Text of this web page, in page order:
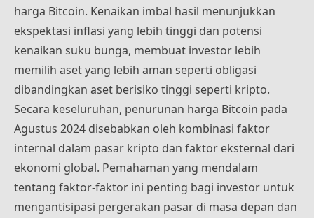
harga Bitcoin. Kenaikan imbal hasil menunjukkan
ekspektasi inflasi yang lebih tinggi dan potensi
kenaikan suku bunga, membuat investor lebih
memilih aset yang lebih aman seperti obligasi
dibandingkan aset berisiko tinggi seperti kripto.
Secara keseluruhan, penurunan harga Bitcoin pada
Agustus 2024 disebabkan oleh kombinasi faktor
internal dalam pasar kripto dan faktor eksternal dari
ekonomi global. Pemahaman yang mendalam
tentang faktor-faktor ini penting bagi investor untuk
mengantisipasi pergerakan pasar di masa depan dan